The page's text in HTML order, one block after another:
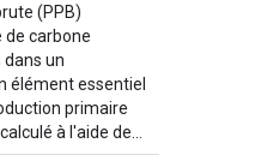
(PPB)
de carbone
un
élément essentiel
primaire
à l'aide de…